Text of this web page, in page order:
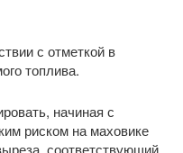
с отметкой в
топлива.
начиная с
риском на маховике
соответствующий